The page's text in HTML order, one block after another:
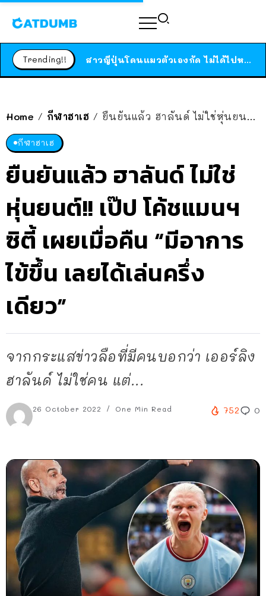
Trending!! ได้เวลาเด็กหนวดรวมตัว RF Online Next เปิดให้เล่นแล้ว เกม Sci-Fi MMORPG ระดับตำนาน เล่นได้ทั้งมือถือและ PC
Home / กีฬาฮาเฮ / ยืนยันแล้ว ฮาลันด์ ไม่ใช่หุ่นยนต์!! เป๊ป โค้ชแมนฯ ซิตี้ เผยเมื่อคืน “มีอาการไข้ขึ้น เลยได้เล่นครึ่งเดียว”
กีฬาฮาเฮ
ยืนยันแล้ว ฮาลันด์ ไม่ใช่
หุ่นยนต์!! เป๊ป โค้ชแมนฯ
ซิตี้ เผยเมื่อคืน “มีอาการ
ไข้ขึ้น เลยได้เล่นครึ่ง
เดียว”
จากกระแสข่าวลือที่มีคนบอกว่า เออร์ลิง
ฮาลันด์ ไม่ใช่คน แต่...
26 October 2022 One Min Read 752 0